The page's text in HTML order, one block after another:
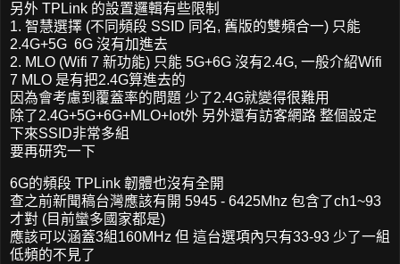
另外 TPLink 的設置邏輯有些限制
1. 智慧選擇 (不同頻段 SSID 同名, 舊版的雙頻合一) 只能
2.4G+5G 6G 沒有加進去
2. MLO (Wifi 7 新功能) 只能 5G+6G 沒有2.4G, 一般介紹Wifi
7 MLO 是有把2.4G算進去的
因為會考慮到覆蓋率的問題 少了2.4G就變得很難用
除了2.4G+5G+6G+MLO+Iot外 另外還有訪客網路 整個設定
下來SSID非常多組
要再研究一下
6G的頻段 TPLink 韌體也沒有全開
查之前新聞稿台灣應該有開 5945 - 6425Mhz 包含了ch1~93
才對 (目前蠻多國家都是)
應該可以涵蓋3組160MHz 但 這台選項內只有33-93 少了一組
低頻的不見了